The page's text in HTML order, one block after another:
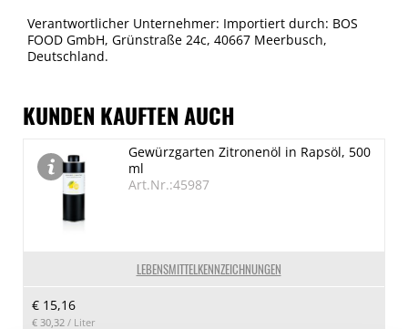
Verantwortlicher Unternehmer: Importiert durch: BOS
FOOD GmbH, Grünstraße 24c, 40667 Meerbusch,
Deutschland.
KUNDEN KAUFTEN AUCH
LEBENSMITTELKENNZEICHNUNGEN
Gewürzgarten Zitronenöl in Rapsöl, 500
ml
Art.Nr.:45987
€ 15,16
€ 30,32 / Liter